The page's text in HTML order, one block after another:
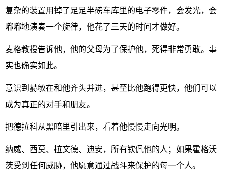
复杂的装置用掉了足足半磅车库里的电子零件，会发光，会
嘟嘟地演奏一个旋律，他花了三天的时间才做好。
麦格教授告诉他，他的父母为了保护他，死得非常勇敢。事
实也确实如此。
意识到赫敏在和他齐头并进，甚至比他跑得更快，他们可以
成为真正的对手和朋友。
把德拉科从黑暗里引出来，看着他慢慢走向光明。
纳威、西莫、拉文德、迪安，所有钦佩他的人；如果霍格沃
茨受到任何威胁，他愿意通过战斗来保护的每一个人。